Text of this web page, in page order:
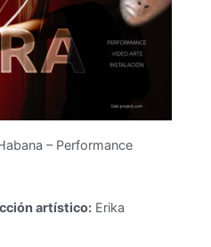
– Performance
artístico:Erika